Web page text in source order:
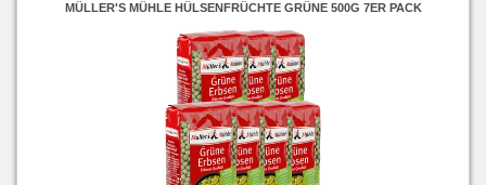
MÜLLER'S MÜHLE HÜLSENFRÜCHTE GRÜNE 500G 7ER PACK